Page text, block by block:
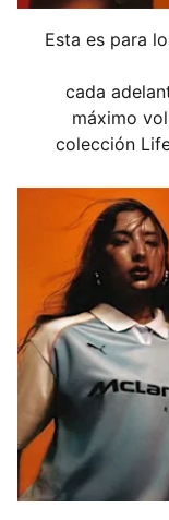
Esta es para
cada
máximo
colección